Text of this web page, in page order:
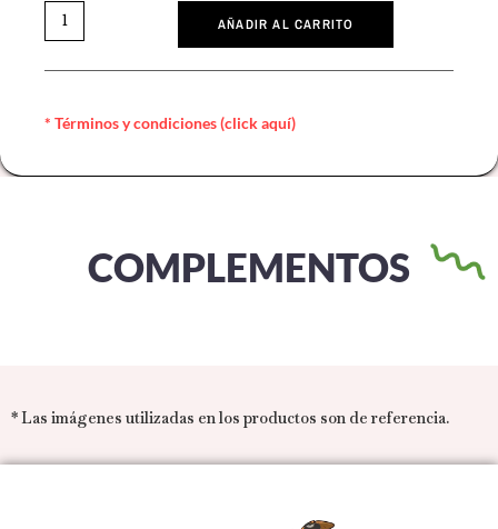
AÑADIR AL CARRITO
* Términos y condiciones (click aquí)
COMPLEMENTOS
* Las imágenes utilizadas en los productos son de referencia.